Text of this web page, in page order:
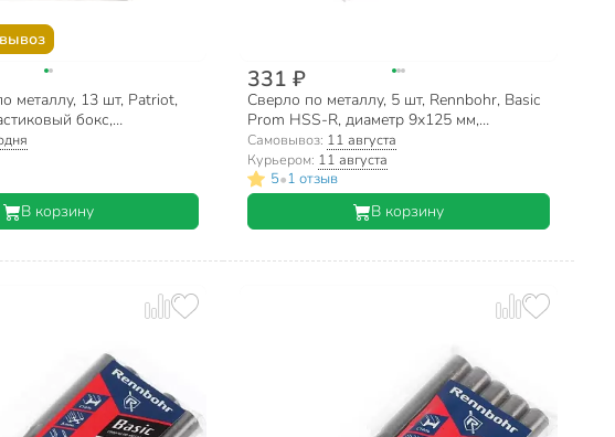
металлу, 13 шт, Patriot,
бокс,
хвостовик, 815010104
В корзину
331 ₽
Сверло по металлу, 5 шт, Rennbohr, Basic
Prom HSS-R, диаметр 9х125 мм,
цилиндрический хвостовик, 461090
Самовывоз: 11 августа
Курьером: 11 августа
5•1 отзыв
В корзину